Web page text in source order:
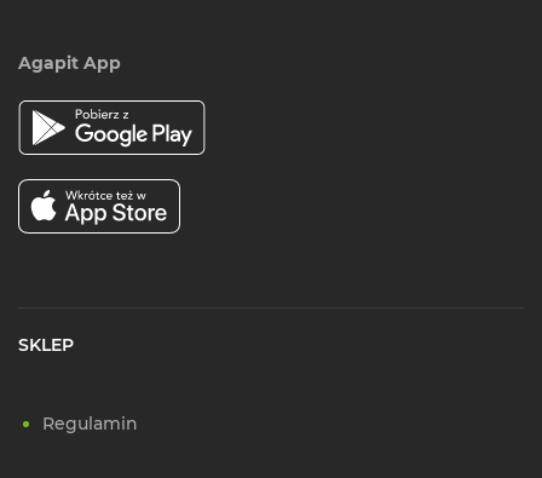
Agapit App
SKLEP
Regulamin